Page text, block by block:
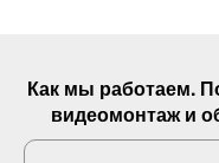
Как мы работаем.
видеомонтаж и